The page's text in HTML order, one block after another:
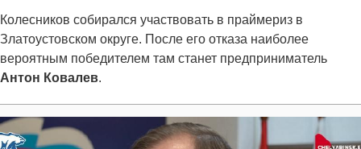
Колесников собирался участвовать в праймериз в
Златоустовском округе. После его отказа наиболее
вероятным победителем там станет предприниматель
Антон Ковалев.